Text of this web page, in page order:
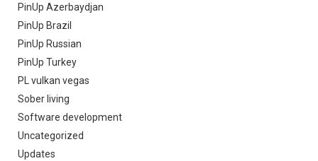
PinUp Azerbaydjan
PinUp Brazil
PinUp Russian
PinUp Turkey
PL vulkan vegas
Sober living
Software development
Uncategorized
Updates